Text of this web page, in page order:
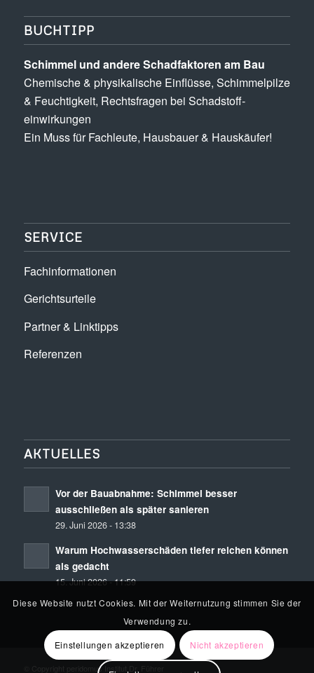
BUCHTIPP
Schimmel und andere Schad­­faktoren am Bau
Chemische & physikalische Einflüsse, Schimmel­pilze
& Feuchtigkeit, Rechts­fragen bei Schadstoff­
einwirkungen
Ein Muss für Fachleute, Hausbauer & Hauskäufer!
SERVICE
Fachinformationen
Gerichtsurteile
Partner & Linktipps
Referenzen
AKTUELLES
Vor der Bauabnahme: Schimmel besser
ausschließen als später sanieren
29. Juni 2026 - 13:38
Warum Hochwasserschäden tiefer reichen können
als gedacht
15. Juni 2026 - 11:59
© Copyright peridomus Institut Dr. Führer
Diese Website nutzt Cookies. Mit der Weiternutzung stimmen Sie der
Verwendung zu.
Einstellungen akzeptieren Nicht akzeptieren